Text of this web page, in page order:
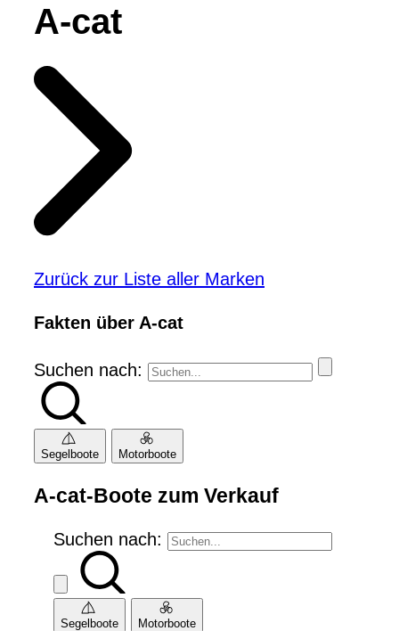
A-cat
Zurück zur Liste aller Marken
Fakten über A-cat
Suchen nach:
Segelboote Motorboote
A-cat-Boote zum Verkauf
Suchen nach:
Segelboote Motorboote